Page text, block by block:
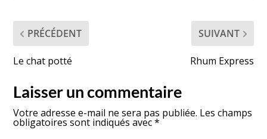
PRÉCÉDENT
Le chat potté
SUIVANT
Rhum Express
Laisser un commentaire
Votre adresse e-mail ne sera pas publiée. Les champs
obligatoires sont indiqués avec*